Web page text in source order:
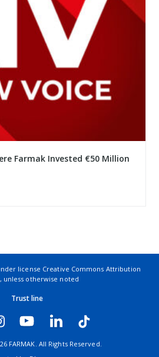
Farmak Invested €50 Million
license Creative Commons Attribution
, unless otherwise noted
Trust line
FARMAK. All Rights Reserved.